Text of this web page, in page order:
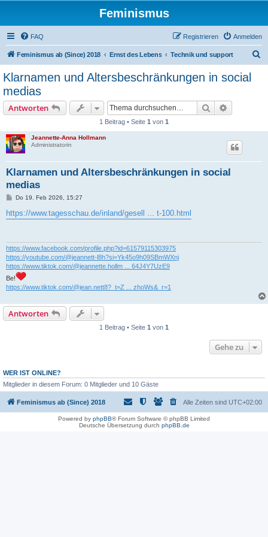
Feminismus
FAQ Anmelden
Registrieren
Feminismus ab (Since) 2018 Ernst des Lebens Technik und support
Klarnamen und Altersbeschränkungen in social
medias
Antworten Suche
1 Beitrag • Seite 1 von 1
Jeannette-Anna Hollmann
Administratorin
Klarnamen und Altersbeschränkungen in social
medias
B
i
t
Do 19. Feb 2026, 15:27
https://www.tagesschau.de/inland/gesell ... t-100.html
https://www.facebook.com/profile.php?id=61579115303975
https://youtube.com/@jeannett-l8h?si=Yk45o9h09SBmWXnj
https://www.tiktok.com/@jeannette.hollm ... 64J4Y7UzE9
Be!
https://www.tiktok.com/@jean.nett8?_t=Z ... zhoWs&_r=1
Antworten
1 Beitrag • Seite 1 von 1
Gehe zu
WER IST ONLINE?
Mitglieder in diesem Forum: 0 Mitglieder und 10 Gäste
Feminismus ab (Since) 2018 Alle Zeiten sind UTC+02:00
Powered by phpBB® Forum Software © phpBB Limited
Deutsche Übersetzung durch phpBB.de